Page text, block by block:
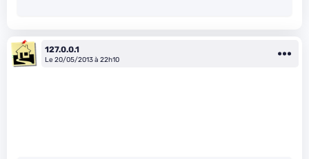
127.0.0.1
Le 20/05/2013 à 22h10